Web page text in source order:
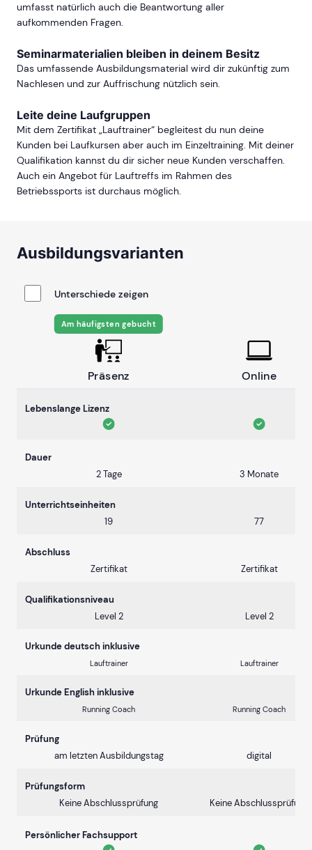
umfasst natürlich auch die Beantwortung aller
aufkommenden Fragen.
Seminarmaterialien bleiben in deinem Besitz
Das umfassende Ausbildungsmaterial wird dir zukünftig zum
Nachlesen und zur Auffrischung nützlich sein.
Leite deine Laufgruppen
Mit dem Zertifikat „Lauftrainer“ begleitest du nun deine
Kunden bei Laufkursen aber auch im Einzeltraining. Mit deiner
Qualifikation kannst du dir sicher neue Kunden verschaffen.
Auch ein Angebot für Lauftreffs im Rahmen des
Betriebssports ist durchaus möglich.
Ausbildungsvarianten
Unterschiede zeigen
Präsenz
Am häufigsten gebucht
Online
Lebenslange Lizenz
Dauer
2 Tage
3 Monate
Unterrichtseinheiten
19
77
Abschluss
Zertifikat
Zertifikat
Qualifikationsniveau
Level 2
Level 2
Urkunde deutsch inklusive
Lauftrainer Lauftrainer
Urkunde English inklusive
Running Coach Running Coach
Prüfung
am letzten Ausbildungstag
digital
Prüfungsform
Keine Abschlussprüfung
Keine Abschlussprüfung
Persönlicher Fachsupport